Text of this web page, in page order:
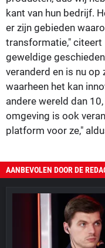
kant van hun bedrijf.
er zijn gebieden
transformatie," citeert
geweldige
veranderd en is nu op
waarheen het kan
andere wereld dan
omgeving is ook
platform voor ze,"
AANBEVOLEN DOOR DE